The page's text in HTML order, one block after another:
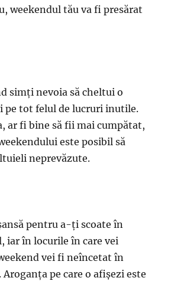
weekendul tău va fi presărat
simți nevoia să cheltui o
pe tot felul de lucruri inutile.
ar fi bine să fii mai cumpătat,
este posibil să
neprevăzute.
pentru a-ți scoate în
iar în locurile în care vei
vei fi neîncetat în
pe care o afișezi este